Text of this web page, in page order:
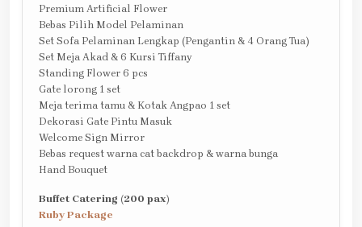
Premium Artificial Flower
Bebas Pilih Model Pelaminan
Set Sofa Pelaminan Lengkap (Pengantin & 4 Orang Tua)
Set Meja Akad & 6 Kursi Tiffany
Standing Flower 6 pcs
Gate lorong 1 set
Meja terima tamu & Kotak Angpao 1 set
Dekorasi Gate Pintu Masuk
Welcome Sign Mirror
Bebas request warna cat backdrop & warna bunga
Hand Bouquet
Buffet Catering (200 pax)
Ruby Package